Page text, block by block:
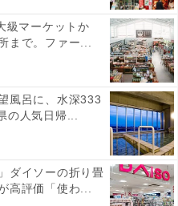
級マーケットか
まで。ファー...
風呂に、水深333
の人気日帰...
ダイソーの折り畳
高評価「使わ...